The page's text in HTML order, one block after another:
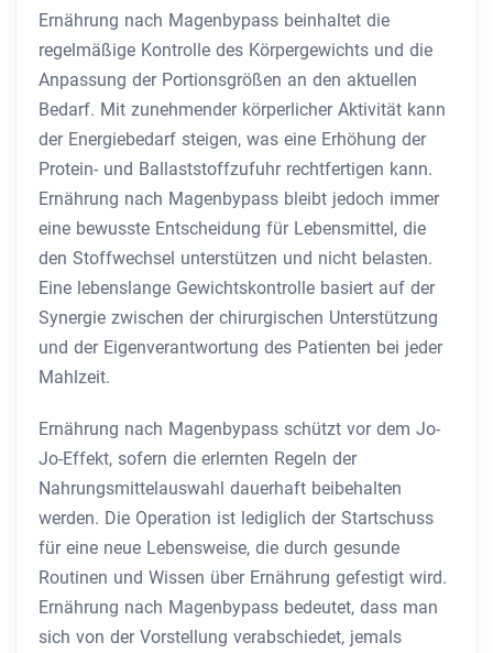
Ernährung nach Magenbypass beinhaltet die
regelmäßige Kontrolle des Körpergewichts und die
Anpassung der Portionsgrößen an den aktuellen
Bedarf. Mit zunehmender körperlicher Aktivität kann
der Energiebedarf steigen, was eine Erhöhung der
Protein- und Ballaststoffzufuhr rechtfertigen kann.
Ernährung nach Magenbypass bleibt jedoch immer
eine bewusste Entscheidung für Lebensmittel, die
den Stoffwechsel unterstützen und nicht belasten.
Eine lebenslange Gewichtskontrolle basiert auf der
Synergie zwischen der chirurgischen Unterstützung
und der Eigenverantwortung des Patienten bei jeder
Mahlzeit.
Ernährung nach Magenbypass schützt vor dem Jo-
Jo-Effekt, sofern die erlernten Regeln der
Nahrungsmittelauswahl dauerhaft beibehalten
werden. Die Operation ist lediglich der Startschuss
für eine neue Lebensweise, die durch gesunde
Routinen und Wissen über Ernährung gefestigt wird.
Ernährung nach Magenbypass bedeutet, dass man
sich von der Vorstellung verabschiedet, jemals